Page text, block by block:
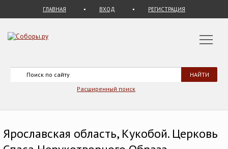
ГЛАВНАЯ ВХОД РЕГИСТРАЦИЯ
Расширенный поиск
Ярославская область, Кукобой. Церковь